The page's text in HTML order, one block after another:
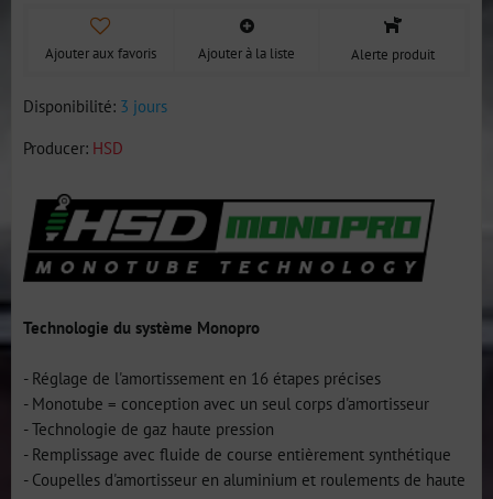
Ajouter aux favoris Ajouter à la liste Alerte produit
Disponibilité: 3 jours
Producer: HSD
Technologie du système Monopro
- Réglage de l'amortissement en 16 étapes précises
- Monotube = conception avec un seul corps d'amortisseur
- Technologie de gaz haute pression
- Remplissage avec fluide de course entièrement synthétique
- Coupelles d'amortisseur en aluminium et roulements de haute